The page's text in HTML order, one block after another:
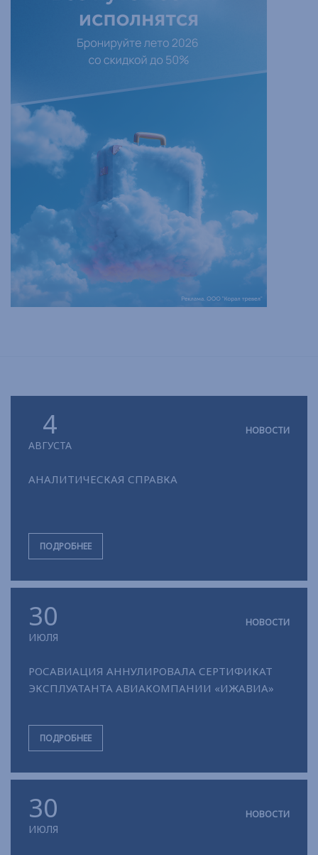
4
АВГУСТА
НОВОСТИ
АНАЛИТИЧЕСКАЯ СПРАВКА
ПОДРОБНЕЕ
30
ИЮЛЯ
НОВОСТИ
РОСАВИАЦИЯ АННУЛИРОВАЛА СЕРТИФИКАТ
ЭКСПЛУАТАНТА АВИАКОМПАНИИ «ИЖАВИА»
ПОДРОБНЕЕ
30
ИЮЛЯ
НОВОСТИ